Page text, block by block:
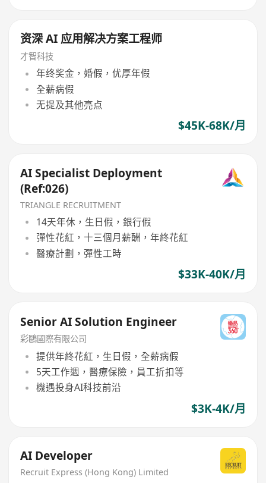
资深 AI 应用解决方案工程师
才智科技
年终奖金，婚假，优厚年假
全薪病假
无提及其他亮点
$45K-68K/月
AI Specialist Deployment
(Ref:026)
TRIANGLE RECRUITMENT
14天年休，生日假，銀行假
彈性花紅，十三個月薪酬，年終花紅
醫療計劃，彈性工時
$33K-40K/月
Senior AI Solution Engineer
彩鷗國際有限公司
提供年終花紅，生日假，全薪病假
5天工作週，醫療保險，員工折扣等
機遇投身AI科技前沿
$3K-4K/月
AI Developer
Recruit Express (Hong Kong) Limited